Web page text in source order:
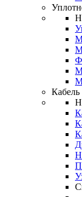
Кабель